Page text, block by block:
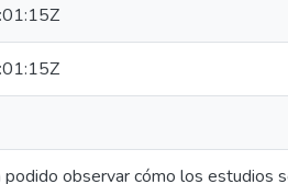
podido observar cómo los estudios